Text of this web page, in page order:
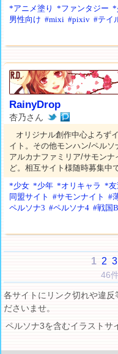
*アニメ塗り
*ファンタジー *
男性向け #mixi #pixiv #テイ
RainyDrop
杏乃さん
オリジナル創作中心よろず
イト。その他モンハン/ペルソ
アルカナファミリア/サモンナ
ど。相互サイト様随時募集中
*少女 *少年 *オリキャラ *友
同盟サイト
#サモンナイト #
ペルソナ3 #ペルソナ4 #戦国
1 2 3
46
各サイトにリンク切れや違反
ださいませ。
ペルソナ3を含むイラストサ